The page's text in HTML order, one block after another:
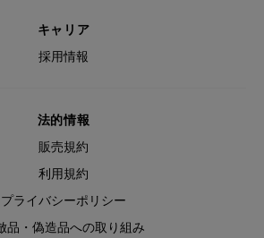
キャリア
採用情報
法的情報
販売規約
利用規約
プライバシーポリシー
品・偽造品への取り組み